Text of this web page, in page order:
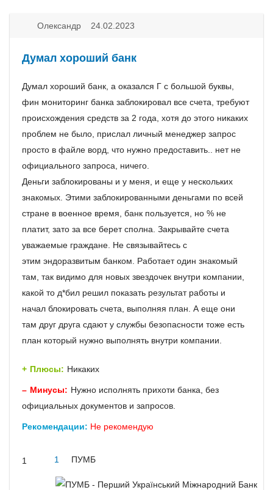
Олександр 24.02.2023
Думал хороший банк
Думал хороший банк, а оказался Г с большой буквы,
фин мониторинг банка заблокировал все счета, требуют
происхождения средств за 2 года, хотя до этого никаких
проблем не было, прислал личный менеджер запрос
просто в файле ворд, что нужно предоставить.. нет не
официального запроса, ничего.
Деньги заблокированы и у меня, и еще у нескольких
знакомых. Этими заблокированными деньгами по всей
стране в военное время, банк пользуется, но % не
платит, зато за все берет сполна. Закрывайте счета
уважаемые граждане. Не связывайтесь с
этим эндоразвитым банком. Работает один знакомый
там, так видимо для новых звездочек внутри компании,
какой то д*бил решил показать результат работы и
начал блокировать счета, выполняя план. А еще они
там друг друга сдают у службы безопасности тоже есть
план который нужно выполнять внутри компании.
Плюсы: Никаких
Минусы: Нужно исполнять прихоти банка, без
официальных документов и запросов.
Рекомендации: Не рекомендую
1 1 ПУМБ